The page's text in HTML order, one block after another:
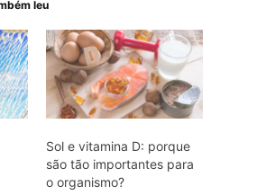
leu
Sol e vitamina D: porque
são tão importantes para
o organismo?